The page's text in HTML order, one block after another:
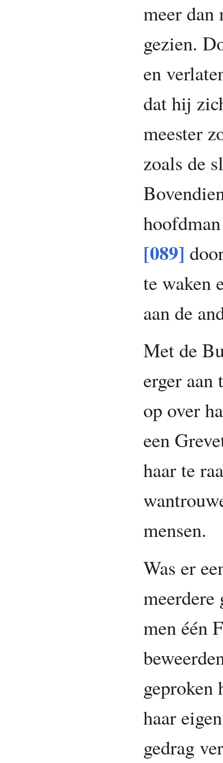
meer dan
gezien.
en
dat hij
meester
zoals de
[089]
te waken
aan de
Met de
erger aan
op over
een
haar te
mensen.
Was er
meerdere
men één
geproken
haar
gedrag